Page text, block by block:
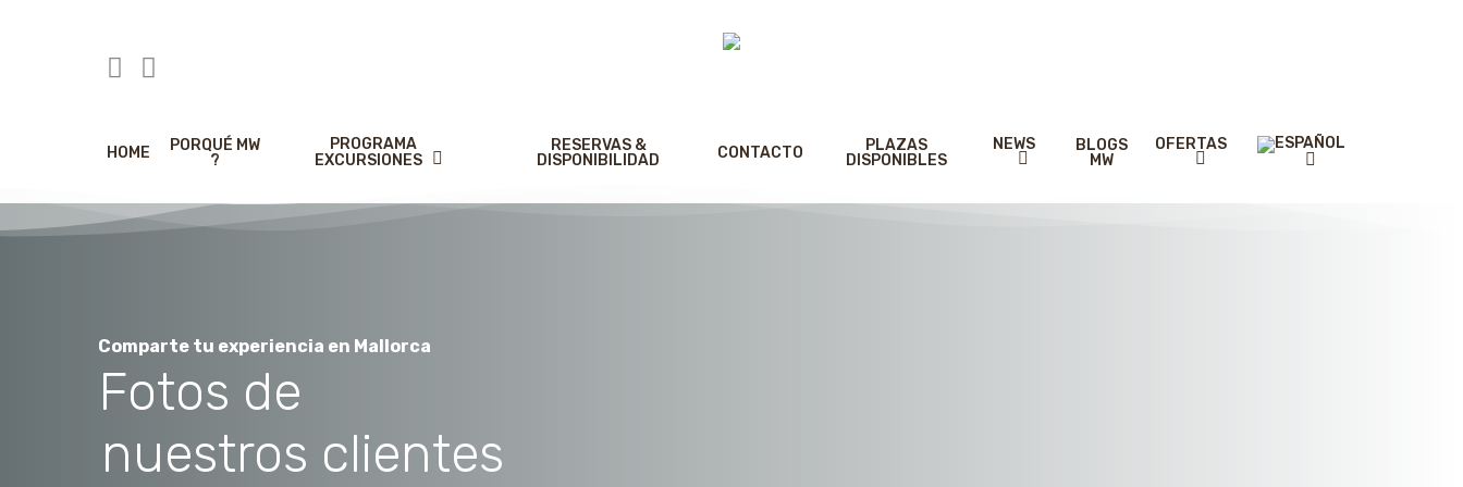
HOME
PORQUÉ MW
?
PROGRAMA
EXCURSIONES
RESERVAS &
DISPONIBILIDAD
CONTACTO
PLAZAS
DISPONIBLES
NEWS
BLOGS
MW
OFERTAS
Comparte tu experiencia en Mallorca
Fotos de
nuestros clientes